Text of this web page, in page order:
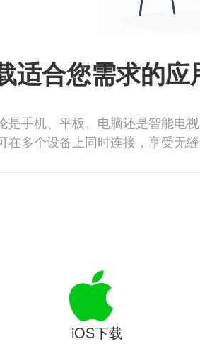
适合您需求的应
手机、平板、电脑还是智能电视
在多个设备上同时连接，享受无缝
iOS下载